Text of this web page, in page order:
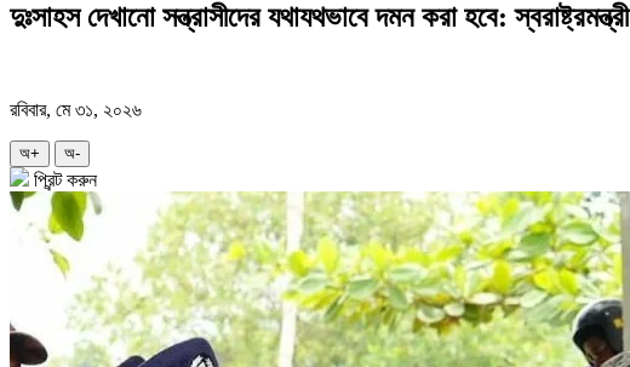
দুঃসাহস দেখানো সন্ত্রাসীদের যথাযথভাবে দমন করা হবে: স্বরাষ্ট্রমন্ত্রী
রবিবার, মে ৩১, ২০২৬
অ+ অ-
প্রিন্ট করুন